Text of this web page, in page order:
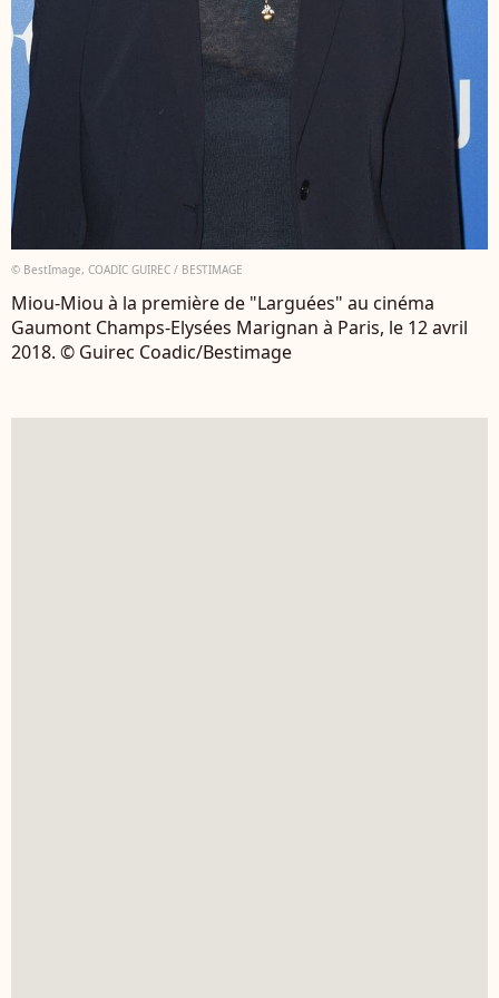
© BestImage, COADIC GUIREC / BESTIMAGE
Miou-Miou à la première de "Larguées" au cinéma
Gaumont Champs-Elysées Marignan à Paris, le 12 avril
2018. © Guirec Coadic/Bestimage